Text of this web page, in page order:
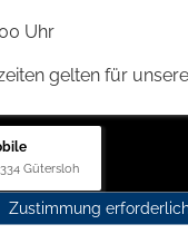
Uhr
gelten für
Gütersloh
Zustimmung